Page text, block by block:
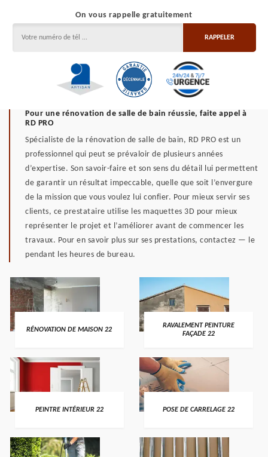
On vous rappelle gratuitement
Pour une rénovation de salle de bain réussie, faite appel à
RD PRO
Spécialiste de la rénovation de salle de bain, RD PRO est un
professionnel qui peut se prévaloir de plusieurs années
d’expertise. Son savoir-faire et son sens du détail lui permettent
de garantir un résultat impeccable, quelle que soit l’envergure
de la mission que vous voulez lui confier. Pour mieux servir ses
clients, ce prestataire utilise les maquettes 3D pour mieux
représenter le projet et l’améliorer avant de commencer les
travaux. Pour en savoir plus sur ses prestations, contactez — le
pendant les heures de bureau.
RÉNOVATION DE MAISON 22
RAVALEMENT PEINTURE
FAÇADE 22
PEINTRE INTÉRIEUR 22 POSE DE CARRELAGE 22